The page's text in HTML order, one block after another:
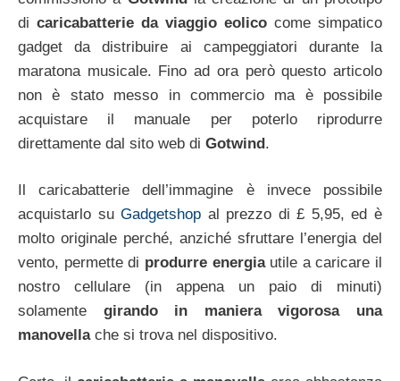
di caricabatterie da viaggio eolico come simpatico
gadget da distribuire ai campeggiatori durante la
maratona musicale. Fino ad ora però questo articolo
non è stato messo in commercio ma è possibile
acquistare il manuale per poterlo riprodurre
direttamente dal sito web di Gotwind.
Il caricabatterie dell’immagine è invece possibile
acquistarlo suGadgetshop al prezzo di £ 5,95, ed è
molto originale perché, anziché sfruttare l’energia del
vento, permette di produrre energiautile a caricare il
nostro cellulare (in appena un paio di minuti)
solamente girando in maniera vigorosa una
manovellache si trova nel dispositivo.